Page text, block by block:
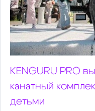
KENGURU PRO
канатный
детьми